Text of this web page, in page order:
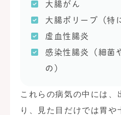
大腸がん
大腸ポリープ（特
虚血性腸炎
感染性腸炎（細菌
の）
これらの病気の中には、
り、見た目だけでは胃や